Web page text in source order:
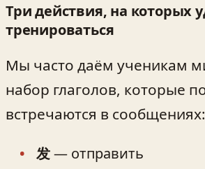
Три действия, на которых
тренироваться
Мы часто даём ученикам
набор глаголов, которые
встречаются в сообщениях:
发— отправить